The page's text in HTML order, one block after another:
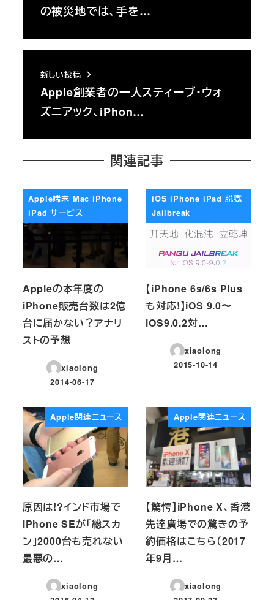
の被災地では、手を…
新しい投稿
Apple創業者の一人スティーブ・ウォ
ズニアック、iPhon…
関連記事
Apple端末 Mac iPhone
iPad サービス
Appleの本年度の
iPhone販売台数は2億
台に届かない？アナリ
ストの予想
xiaolong
投稿日
2014-06-17
iOS iPhone iPad 脱獄
Jailbreak
【iPhone 6s/6s Plus
も対応!】iOS 9.0〜
iOS9.0.2対…
xiaolong
投稿日
2015-10-14
Apple関連ニュース
原因は!?インド市場で
iPhone SEが「総スカ
ン」2000台も売れない
最悪の…
xiaolong
Apple関連ニュース
【驚愕】iPhone X、香港
先達廣場での驚きの予
約価格はこちら（2017
年9月…
xiaolong